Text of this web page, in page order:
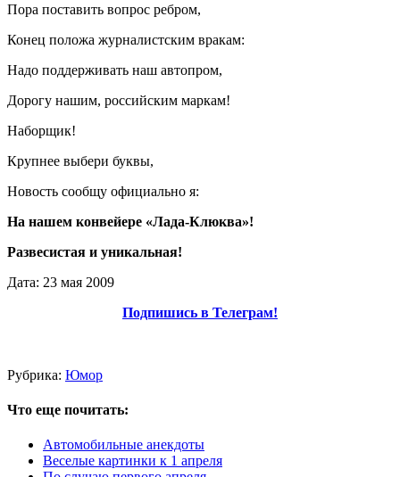
Пора поставить вопрос ребром,
Конец положа журналистским вракам:
Надо поддерживать наш автопром,
Дорогу нашим, российским маркам!
Наборщик!
Крупнее выбери буквы,
Новость сообщу официально я:
На нашем конвейере «Лада-Клюква»!
Развесистая и уникальная!
Дата: 23 мая 2009
Подпишись в Телеграм!
Рубрика: Юмор
Что еще почитать:
Автомобильные анекдоты
Веселые картинки к 1 апреля